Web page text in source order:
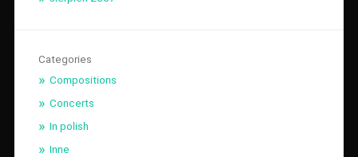
Categories
Compositions
Concerts
In polish
Inne